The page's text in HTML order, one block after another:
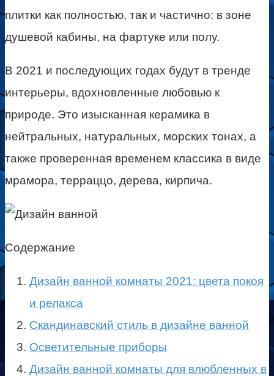
плитки как полностью, так и частично: в зоне
душевой кабины, на фартуке или полу.
В 2021 и последующих годах будут в тренде
интерьеры, вдохновленные любовью к
природе. Это изысканная керамика в
нейтральных, натуральных, морских тонах, а
также проверенная временем классика в виде
мрамора, терраццо, дерева, кирпича.
Содержание
Дизайн ванной комнаты 2021: цвета покоя
и релакса
Скандинавский стиль в дизайне ванной
Осветительные приборы
Дизайн ванной комнаты для влюбленных в